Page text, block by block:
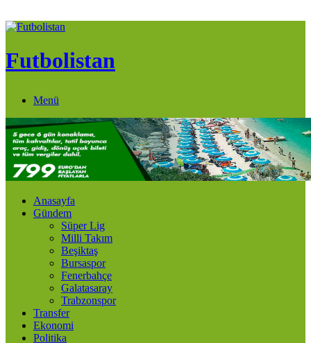
Futbolistan
Menü
Anasayfa
Gündem
Süper Lig
Milli Takım
Beşiktaş
Bursaspor
Fenerbahçe
Galatasaray
Trabzonspor
Transfer
Ekonomi
Politika